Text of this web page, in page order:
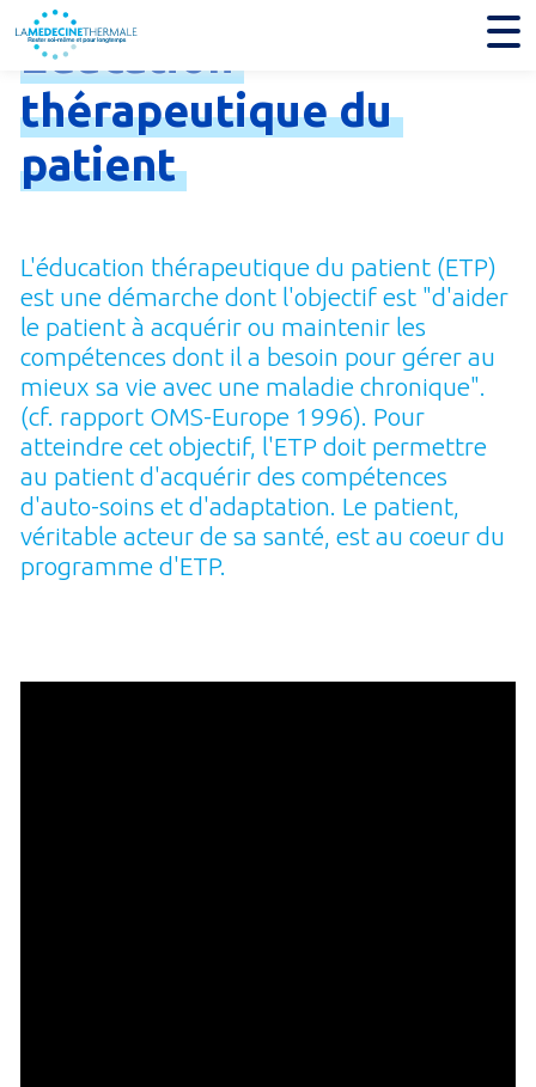
Education
thérapeutiquedu
patient
L'éducation thérapeutique du patient (ETP)
est une démarche dont l'objectif est "d'aider
le patient à acquérir ou maintenir les
compétences dont il a besoin pour gérer au
mieux sa vie avec une maladie chronique".
(cf. rapport OMS-Europe 1996). Pour
atteindre cet objectif, l'ETP doit permettre
au patient d'acquérir des compétences
d'auto-soins et d'adaptation. Le patient,
véritable acteur de sa santé, est au coeur du
programme d'ETP.